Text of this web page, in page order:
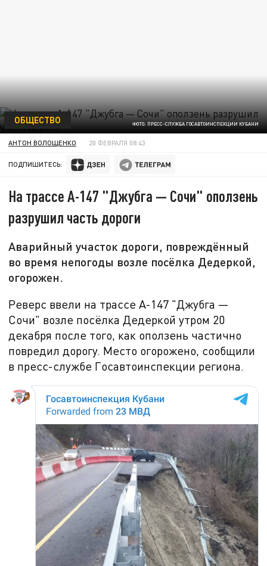
ФОТО: ПРЕСС-СЛУЖБА ГОСАВТОИНСПЕКЦИИ КУБАНИ
ОБЩЕСТВО
АНТОН ВОЛОЩЕНКО 20 ФЕВРАЛЯ 08:43
ПОДПИШИТЕСЬ:
На трассе А-147 "Джубга — Сочи" оползень
разрушил часть дороги
Аварийный участок дороги, повреждённый
во время непогоды возле посёлка Дедеркой,
огорожен.
Реверс ввели на трассе А-147 "Джубга —
Сочи" возле посёлка Дедеркой утром 20
декабря после того, как оползень частично
повредил дорогу. Место огорожено, сообщили
в пресс-службе Госавтоинспекции региона.